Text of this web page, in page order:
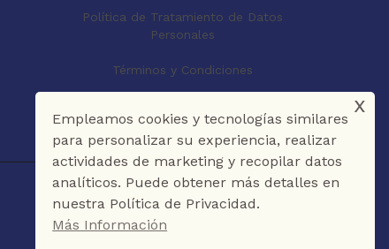
Política de Tratamiento de Datos
Personales
Términos y Condiciones
Empleamos cookies y tecnologías similares
para personalizar su experiencia, realizar
actividades de marketing y recopilar datos
analíticos. Puede obtener más detalles en
nuestra Política de Privacidad.
Más Información
x